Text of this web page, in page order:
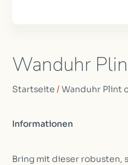
Wanduhr
Startseite / Wanduhr Plint
Informationen
Bring mit dieser robusten,